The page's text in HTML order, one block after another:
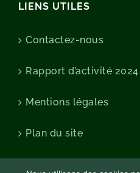
LIENS UTILES
Contactez-nous
Rapport d’activité 2024
Mentions légales
Plan du site